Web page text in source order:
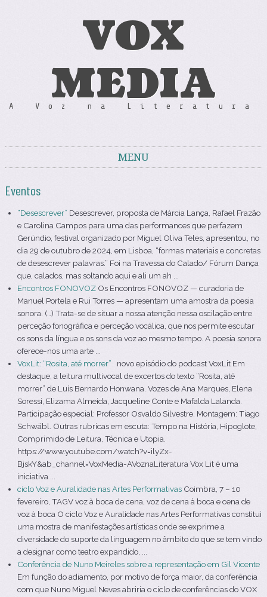
VOX
MEDIA
A Voz na Literatura
MENU
Eventos
“Desescrever” Desescrever, proposta de Márcia Lança, Rafael Frazão
e Carolina Campos para uma das performances que perfazem
Gerúndio, festival organizado por Miguel Oliva Teles, apresentou, no
dia 29 de outubro de 2024, em Lisboa, “formas materiais e concretas
de desescrever palavras.” Foi na Travessa do Calado/ Fórum Dança
que, calados, mas soltando aqui e ali um ah ...
Encontros FONOVOZ Os Encontros FONOVOZ — curadoria de
Manuel Portela e Rui Torres — apresentam uma amostra da poesia
sonora. (…) Trata-se de situar a nossa atenção nessa oscilação entre
perceção fonográfica e perceção vocálica, que nos permite escutar
os sons da língua e os sons da voz ao mesmo tempo. A poesia sonora
oferece-nos uma arte ...
VoxLit: “Rosita, até morrer” novo episódio do podcast VoxLit Em
destaque, a leitura multivocal de excertos do texto “Rosita, até
morrer” de Luís Bernardo Honwana. Vozes de Ana Marques, Elena
Soressi, Elizama Almeida, Jacqueline Conte e Mafalda Lalanda.
Participação especial: Professor Osvaldo Silvestre. Montagem: Tiago
Schwäbl. Outras rubricas em escuta: Tempo na História, Hipoglote,
Comprimido de Leitura, Técnica e Utopia.
https://www.youtube.com/watch?v=ilyZx-
BjskY&ab_channel=VoxMedia-AVoznaLiteratura Vox Lit é uma
iniciativa ...
ciclo Voz e Auralidade nas Artes Performativas Coimbra, 7 – 10
fevereiro, TAGV voz à boca de cena, voz de cena à boca e cena de
voz à boca O ciclo Voz e Auralidade nas Artes Performativas constitui
uma mostra de manifestações artísticas onde se exprime a
diversidade do suporte da linguagem no âmbito do que se tem vindo
a designar como teatro expandido, ...
Conferência de Nuno Meireles sobre a representação em Gil Vicente
Em função do adiamento, por motivo de força maior, da conferência
com que Nuno Miguel Neves abriria o ciclo de conferências do VOX